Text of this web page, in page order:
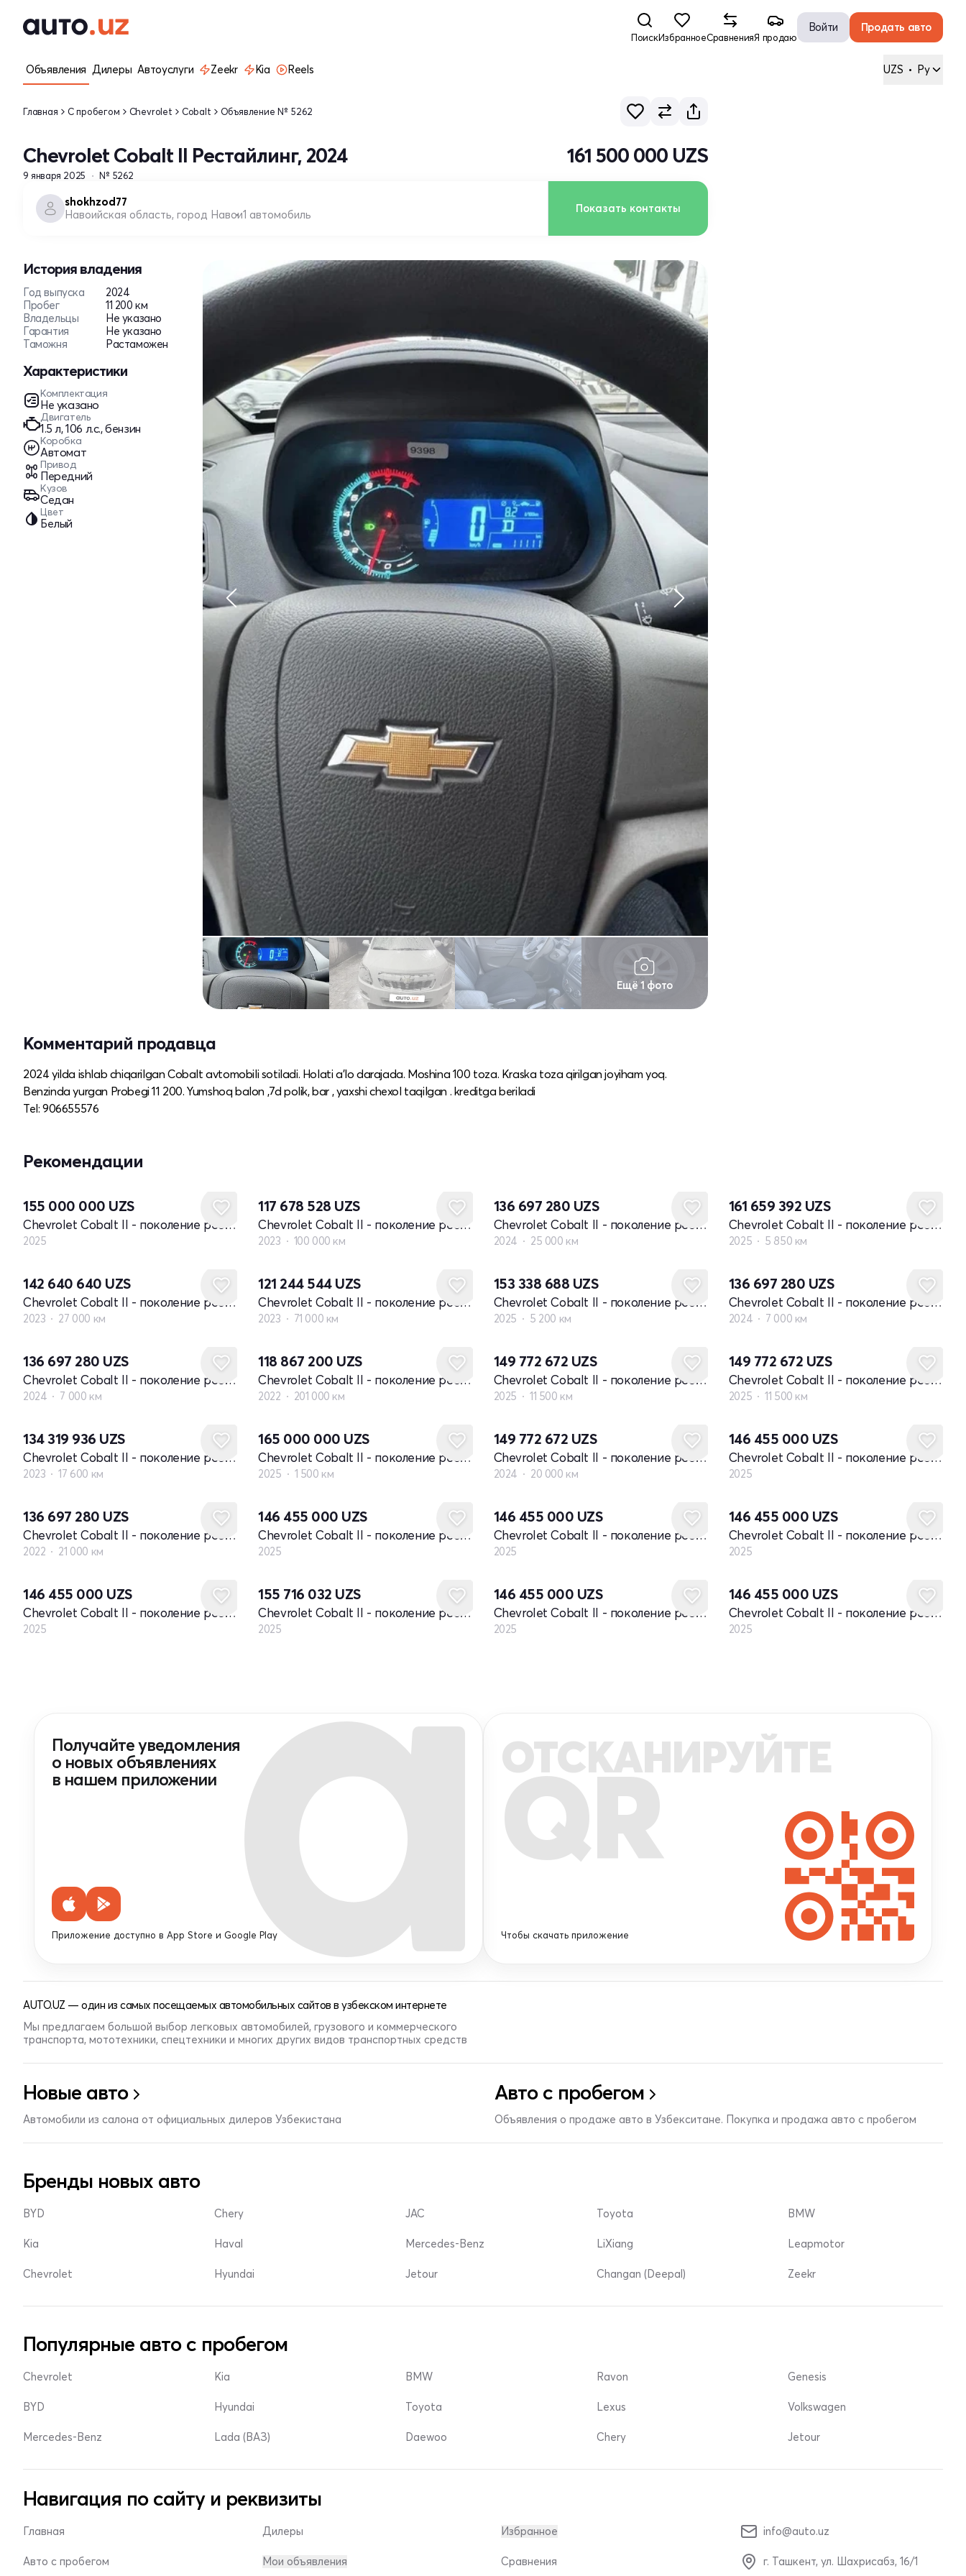
ПоискИзбранноеСравненияЯ продаю
Войти Продать авто
Объявления Дилеры Автоуслуги Zeekr Kia Reels UZS • Ру
Главная С пробегом Chevrolet Cobalt Объявление № 5262
Chevrolet Cobalt II Рестайлинг, 2024
9 января 2025 № 5262
161 500 000 UZS
shokhzod77
Навоийская область, город Навои1 автомобиль Показать контакты
История владения
Год выпуска
2024
Пробег
11 200 км
Владельцы
Не указано
Гарантия
Не указано
Таможня
Растаможен
Характеристики
Комплектация
Не указано
Двигатель
1.5 л, 106 л.с., бензин
Коробка
Автомат
Привод
Передний
Кузов
Седан
Цвет
Белый
Ещё 1 фото
Комментарий продавца
2024 yilda ishlab chiqarilgan Cobalt avtomobili sotiladi. Holati a’lo darajada. Moshina 100 toza. Kraska toza qirilgan joyiham yoq.
Benzinda yurgan Probegi 11 200. Yumshoq balon ,7d polik, bar , yaxshi chexol taqilgan . kreditga beriladi
Tel: 906655576
Рекомендации
155 000 000 UZS
Chevrolet Cobalt II - поколение рестайлинг
2025
117 678 528 UZS
Chevrolet Cobalt II - поколение рестайлинг
2023 100 000 км
136 697 280 UZS
Chevrolet Cobalt II - поколение рестайлинг
2024 25 000 км
161 659 392 UZS
Chevrolet Cobalt II - поколение рестайлинг
2025 5 850 км
142 640 640 UZS
Chevrolet Cobalt II - поколение рестайлинг
2023 27 000 км
121 244 544 UZS
Chevrolet Cobalt II - поколение рестайлинг
2023 71 000 км
153 338 688 UZS
Chevrolet Cobalt II - поколение рестайлинг
2025 5 200 км
136 697 280 UZS
Chevrolet Cobalt II - поколение рестайлинг
2024 7 000 км
136 697 280 UZS
Chevrolet Cobalt II - поколение рестайлинг
2024 7 000 км
118 867 200 UZS
Chevrolet Cobalt II - поколение рестайлинг
2022 201 000 км
149 772 672 UZS
Chevrolet Cobalt II - поколение рестайлинг
2025 11 500 км
149 772 672 UZS
Chevrolet Cobalt II - поколение рестайлинг
2025 11 500 км
134 319 936 UZS
Chevrolet Cobalt II - поколение рестайлинг
2023 17 600 км
165 000 000 UZS
Chevrolet Cobalt II - поколение рестайлинг
2025 1 500 км
149 772 672 UZS
Chevrolet Cobalt II - поколение рестайлинг
2024 20 000 км
146 455 000 UZS
Chevrolet Cobalt II - поколение рестайлинг
2025
136 697 280 UZS
Chevrolet Cobalt II - поколение рестайлинг
2022 21 000 км
146 455 000 UZS
Chevrolet Cobalt II - поколение рестайлинг
2025
146 455 000 UZS
Chevrolet Cobalt II - поколение рестайлинг
2025
146 455 000 UZS
Chevrolet Cobalt II - поколение рестайлинг
2025
146 455 000 UZS
Chevrolet Cobalt II - поколение рестайлинг
2025
155 716 032 UZS
Chevrolet Cobalt II - поколение рестайлинг
2025
146 455 000 UZS
Chevrolet Cobalt II - поколение рестайлинг
2025
146 455 000 UZS
Chevrolet Cobalt II - поколение рестайлинг
2025
Получайте уведомления
о новых объявлениях
в нашем приложении
Приложение доступно в App Store и Google Play
ОТСКАНИРУЙТЕ
QR
Чтобы скачать приложение
AUTO.UZ — один из самых посещаемых автомобильных сайтов в узбекском интернете
Мы предлагаем большой выбор легковых автомобилей, грузового и коммерческого
транспорта, мототехники, спецтехники и многих других видов транспортных средств
Новые авто
Автомобили из салона от официальных дилеров Узбекистана
Авто с пробегом
Объявления о продаже авто в Узбекситане. Покупка и продажа авто с пробегом
Бренды новых авто
BYD
Kia
Chevrolet
Chery
Haval
Hyundai
JAC
Mercedes-Benz
Jetour
Toyota
LiXiang
Changan (Deepal)
BMW
Leapmotor
Zeekr
Популярные авто с пробегом
Chevrolet
BYD
Mercedes-Benz
Kia
Hyundai
Lada (ВАЗ)
BMW
Toyota
Daewoo
Ravon
Lexus
Chery
Genesis
Volkswagen
Jetour
Навигация по сайту и реквизиты
Главная
Авто с пробегом
Дилеры
Мои объявления
Избранное
Сравнения
info@auto.uz
г. Ташкент, ул. Шахрисабз, 16/1